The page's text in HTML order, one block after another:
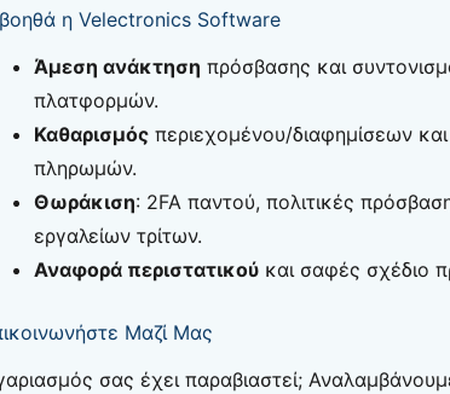
η Velectronics Software
Άμεση ανάκτηση πρόσβασης και
πλατφορμών.
Καθαρισμόςπεριεχομένου/διαφημίσεων
πληρωμών.
Θωράκιση: 2FA παντού, πολιτικές
εργαλείων τρίτων.
Αναφορά περιστατικούκαι σαφές σχέδιο
Μαζί Μας
σας έχει παραβιαστεί;